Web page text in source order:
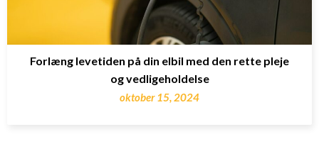
Forlæng levetiden på din elbil med den rette pleje
og vedligeholdelse
oktober 15, 2024